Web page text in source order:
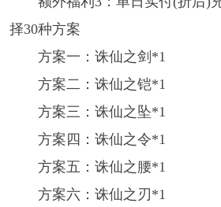
择30种方案
方案一：诛仙之剑*1
方案二：诛仙之铠*1
方案三：诛仙之坠*1
方案四：诛仙之令*1
方案五：诛仙之腰*1
方案六：诛仙之刃*1